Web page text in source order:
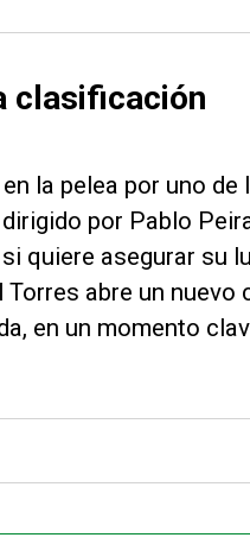
clasificación
la pelea por uno
por Pablo
quiere asegurar su
abre un nuevo
en un momento